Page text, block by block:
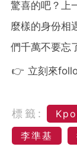
驚喜的吧？上
麼樣的身份相
們千萬不要忘
👉 立刻來
標籤:
李準基